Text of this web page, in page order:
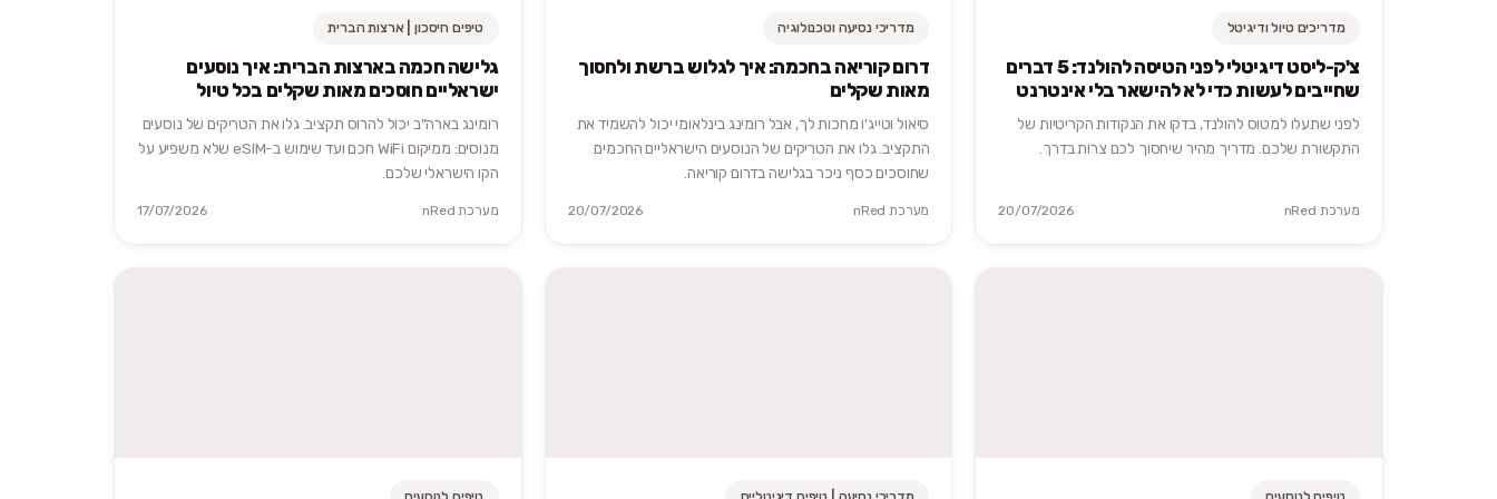
מדריכים טיול ודיגיטל
צ'ק-ליסט דיגיטלי לפני הטיסה להולנד: 5 דברים
שחייבים לעשות כדי לא להישאר בלי אינטרנט
לפני שתעלו למטוס להולנד, בדקו את הנקודות הקריטיות של
התקשורת שלכם. מדריך מהיר שיחסוך לכם צרות בדרך.
מערכת nRed 20/07/2026
מדריכי נסיעה וטכנולוגיה
דרום קוריאה בחכמה: איך לגלוש ברשת ולחסוך
מאות שקלים
סיאול וטייג'ו מחכות לך, אבל רומינג בינלאומי יכול להשמיד את
התקציב. גלו את הטריקים של הנוסעים הישראליים החכמים
שחוסכים כסף ניכר בגלישה בדרום קוריאה.
מערכת nRed 20/07/2026
טיפים חיסכון | ארצות הברית
גלישה חכמה בארצות הברית: איך נוסעים
ישראליים חוסכים מאות שקלים בכל טיול
רומינג בארה"ב יכול להרוס תקציב. גלו את הטריקים של נוסעים
מנוסים: ממיקום WiFi חכם ועד שימוש ב-eSIM שלא משפיע על
הקו הישראלי שלכם.
מערכת nRed 17/07/2026